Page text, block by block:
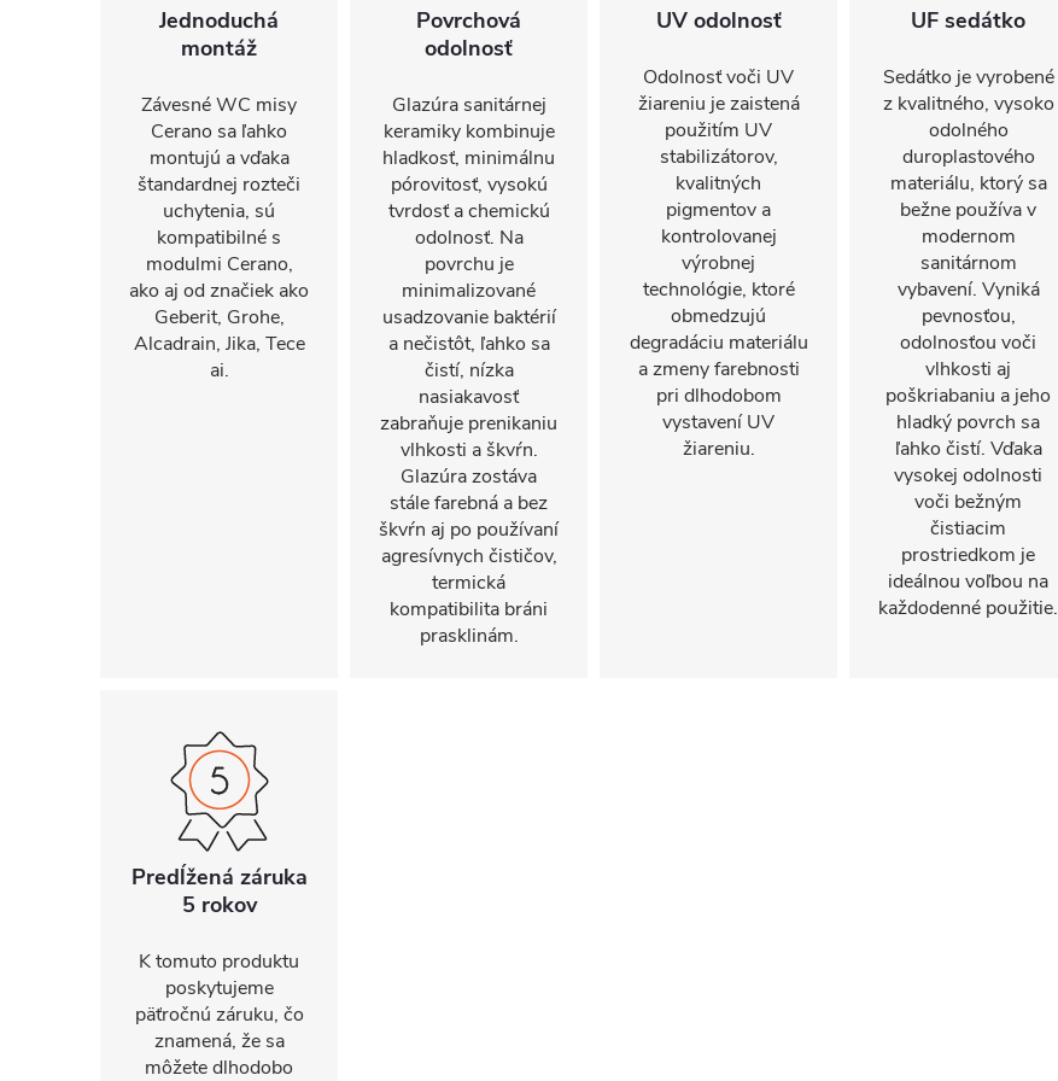
Jednoduchá
montáž
Závesné WC misy
Cerano sa ľahko
montujú a vďaka
štandardnej rozteči
uchytenia, sú
kompatibilné s
modulmi Cerano,
ako aj od značiek ako
Geberit, Grohe,
Alcadrain, Jika, Tece
ai.
Povrchová
odolnosť
Glazúra sanitárnej
keramiky kombinuje
hladkosť, minimálnu
pórovitosť, vysokú
tvrdosť a chemickú
odolnosť. Na
povrchu je
minimalizované
usadzovanie baktérií
a nečistôt, ľahko sa
čistí, nízka
nasiakavosť
zabraňuje prenikaniu
vlhkosti a škvŕn.
Glazúra zostáva
stále farebná a bez
škvŕn aj po používaní
agresívnych čističov,
termická
kompatibilita bráni
prasklinám.
UV odolnosť
Odolnosť voči UV
žiareniu je zaistená
použitím UV
stabilizátorov,
kvalitných
pigmentov a
kontrolovanej
výrobnej
technológie, ktoré
obmedzujú
degradáciu materiálu
a zmeny farebnosti
pri dlhodobom
vystavení UV
žiareniu.
UF sedátko
Sedátko je vyrobené
z kvalitného, ​​vysoko
odolného
duroplastového
materiálu, ktorý sa
bežne používa v
modernom
sanitárnom
vybavení. Vyniká
pevnosťou,
odolnosťou voči
vlhkosti aj
poškriabaniu a jeho
hladký povrch sa
ľahko čistí. Vďaka
vysokej odolnosti
voči bežným
čistiacim
prostriedkom je
ideálnou voľbou na
každodenné použitie.
Predĺžená záruka
5 rokov
K tomuto produktu
poskytujeme
päťročnú záruku, čo
znamená, že sa
môžete dlhodobo